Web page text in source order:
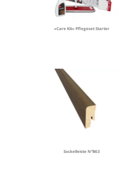
«Care Kit» Pflegeset Starter
Sockelleiste N°B63